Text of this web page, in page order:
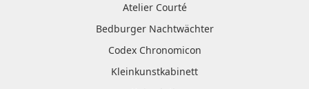
Atelier Courté
Bedburger Nachtwächter
Codex Chronomicon
Kleinkunstkabinett